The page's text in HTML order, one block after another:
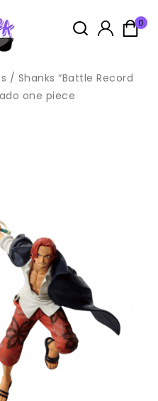
0
/ Shanks “Battle Record
one piece